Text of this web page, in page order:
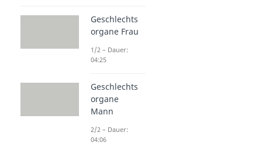
Geschlechts
organe Frau
1/2 – Dauer:
04:25
Geschlechts
organe
Mann
2/2 – Dauer:
04:06